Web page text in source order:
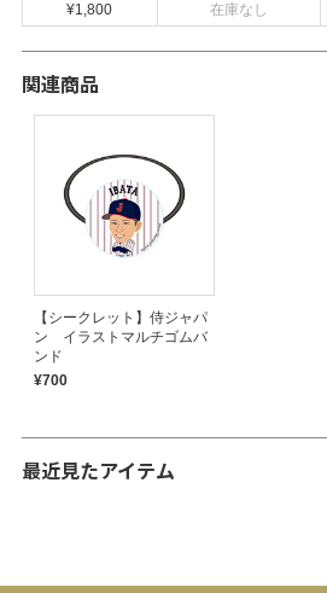
¥1,800
在庫なし
関連商品
【シークレット】侍ジャパ
ン イラストマルチゴムバ
ンド
¥700
最近見たアイテム